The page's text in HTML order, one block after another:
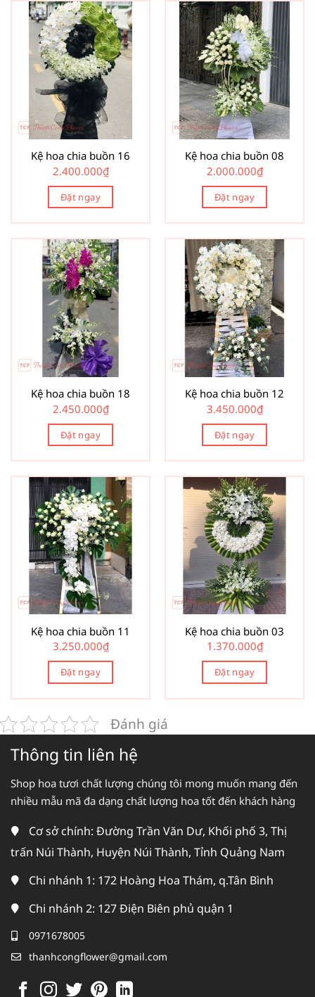
Kệ hoa chia buồn 16
2.400.000₫
Đặt ngay
Kệ hoa chia buồn 08
2.000.000₫
Đặt ngay
Kệ hoa chia buồn 18
2.450.000₫
Đặt ngay
Kệ hoa chia buồn 12
3.450.000₫
Đặt ngay
Kệ hoa chia buồn 11
3.250.000₫
Đặt ngay
Kệ hoa chia buồn 03
1.370.000₫
Đặt ngay
Đánh giá
Thông tin liên hệ
Shop hoa tươi chất lượng chúng tôi mong muốn mang đến
nhiều mẫu mã đa dạng chất lượng hoa tốt đến khách hàng
Cơ sở chính: Đường Trần Văn Dư, Khối phố 3, Thị
trấn Núi Thành, Huyện Núi Thành, Tỉnh Quảng Nam
Chi nhánh 1: 172 Hoàng Hoa Thám, q.Tân Bình
Chi nhánh 2: 127 Điện Biên phủ quận 1
0971678005
thanhcongflower@gmail.com